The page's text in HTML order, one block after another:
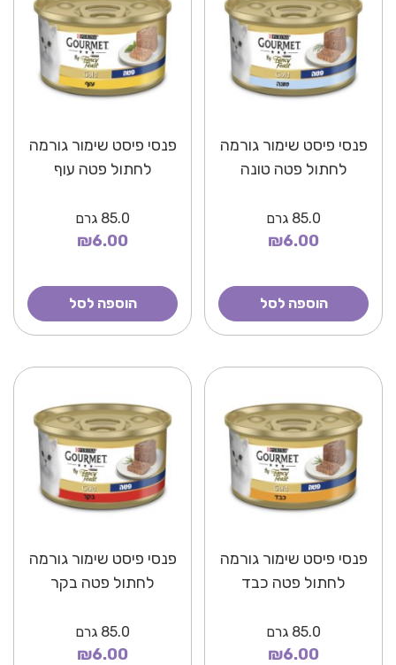
פנסי פיסט שימור גורמה
לחתול פטה טונה
85.0 גרם
₪6.00
הוספה לסל
פנסי פיסט שימור גורמה
לחתול פטה עוף
85.0 גרם
₪6.00
הוספה לסל
פנסי פיסט שימור גורמה
לחתול פטה כבד
85.0 גרם
₪6.00
פנסי פיסט שימור גורמה
לחתול פטה בקר
85.0 גרם
₪6.00